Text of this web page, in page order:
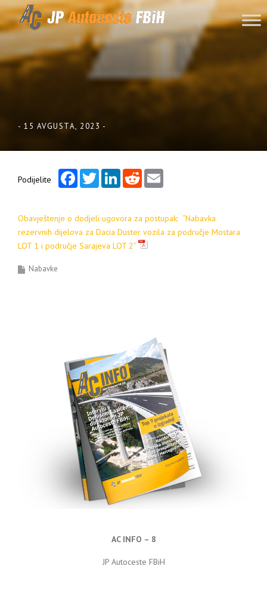
Skip to content
- 15 AVGUSTA, 2023 -
Podijelite
FacebookTwitterLinkedInReddit
Obavještenje o dodjeli ugovora za postupak: “Nabavka
rezervnih dijelova za Dacia Duster vozila za područje Mostara
LOT 1 i područje Sarajeva LOT 2”
Nabavke
AC INFO – 8
JP Autoceste FBiH